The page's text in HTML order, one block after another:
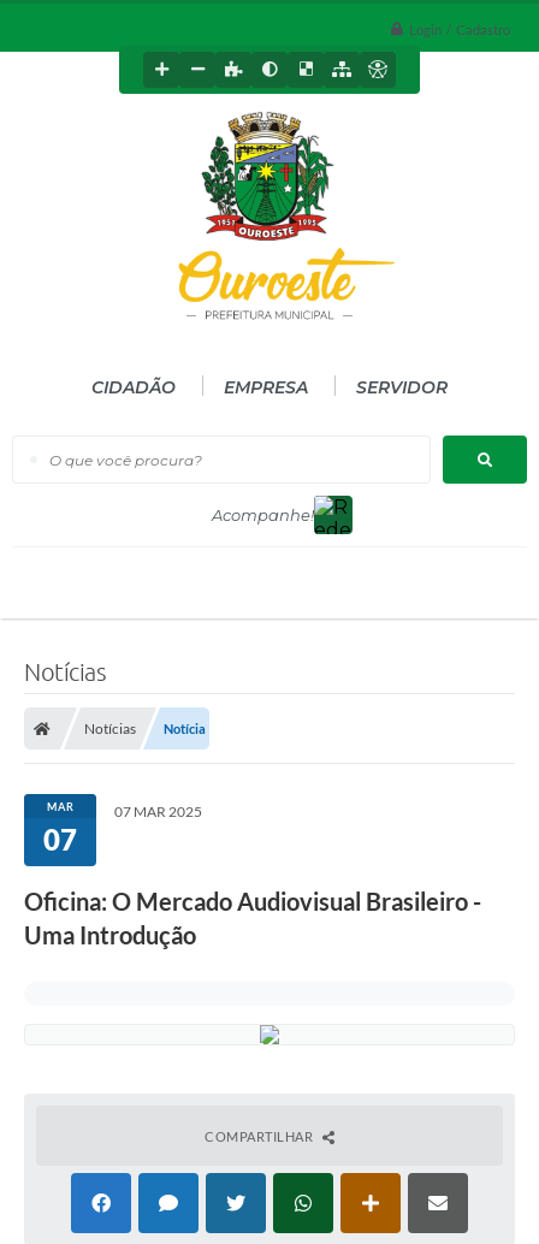
Login / Cadastro
O que você procura?
CIDADÃO EMPRESA SERVIDOR
Notícias
Notícias Notícia
MAR
07
07 MAR 2025
Oficina: O Mercado Audiovisual Brasileiro -
Uma Introdução
COMPARTILHAR